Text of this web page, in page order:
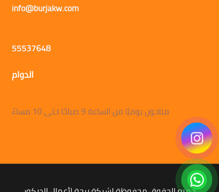
info@burjakw.com
55537648
الدوام
متاحون يوميًا من الساعة 9 صباحًا حتى 10 مساءً